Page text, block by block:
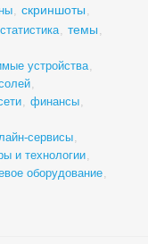
, скриншоты ,
статистика, темы ,
устройства,
,
, финансы,
сервисы,
и технологии,
оборудование,